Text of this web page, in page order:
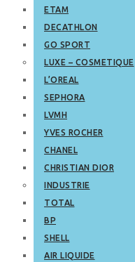
ETAM
DECATHLON
GO SPORT
LUXE – COSMETIQUE
L’OREAL
SEPHORA
LVMH
YVES ROCHER
CHANEL
CHRISTIAN DIOR
INDUSTRIE
TOTAL
BP
SHELL
AIR LIQUIDE